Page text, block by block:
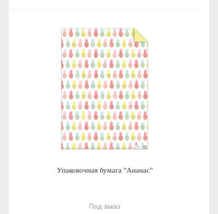
Упаковочная бумага "Ананас"
Под заказ